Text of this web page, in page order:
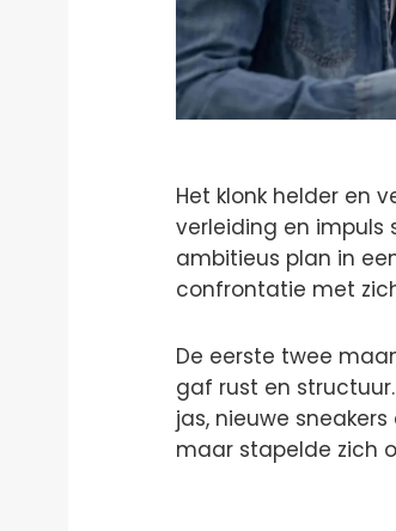
Het klonk helder en
verleiding en impuls
ambitieus plan in
confrontatie met
De eerste twee
gaf rust en
jas, nieuwe
maar stapelde zich